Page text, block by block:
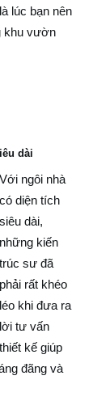
là lúc bạn nên
khu vườn
dài
Với ngôi nhà
có diện tích
siêu dài,
những kiến
trúc sư đã
phải rất khéo
léo khi đưa ra
lời tư vấn
thiết kế giúp
đãng và